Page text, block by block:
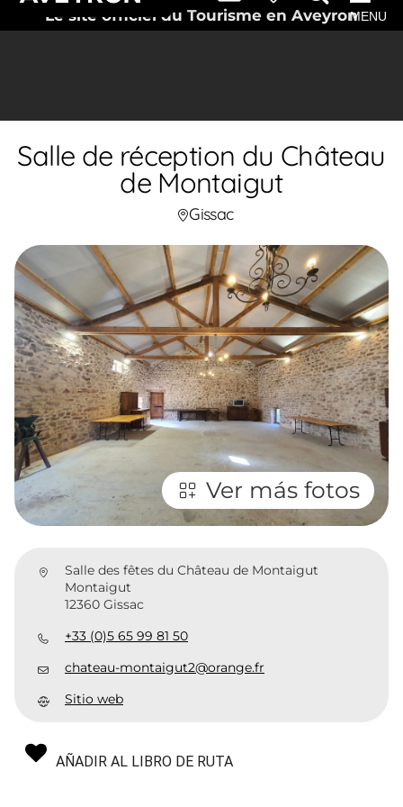
Le site officiel du Tourisme en AveyronMENU
Salle de réception du Château
de Montaigut
Gissac
Ver más fotos
Salle des fêtes du Château de Montaigut
Montaigut
12360 Gissac
+33 (0)5 65 99 81 50
chateau-montaigut2@orange.fr
Sitio web
AÑADIR AL LIBRO DE RUTA